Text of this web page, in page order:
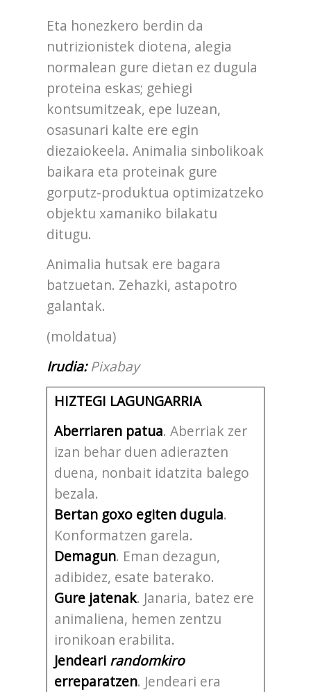
Eta honezkero berdin da
nutrizionistek diotena, alegia
normalean gure dietan ez dugula
proteina eskas; gehiegi
kontsumitzeak, epe luzean,
osasunari kalte ere egin
diezaiokeela. Animalia sinbolikoak
baikara eta proteinak gure
gorputz-produktua optimizatzeko
objektu xamaniko bilakatu
ditugu.
Animalia hutsak ere bagara
batzuetan. Zehazki, astapotro
galantak.
(moldatua)
Irudia:Pixabay
HIZTEGI LAGUNGARRIA
Aberriaren patua. Aberriak zer
izan behar duen adierazten
duena, nonbait idatzita balego
bezala.
Bertan goxo egiten dugula.
Konformatzen garela.
Demagun. Eman dezagun,
adibidez, esate baterako.
Gure jatenak. Janaria, batez ere
animaliena, hemen zentzu
ironikoan erabilita.
Jendeari randomkiro
erreparatzen. Jendeari era